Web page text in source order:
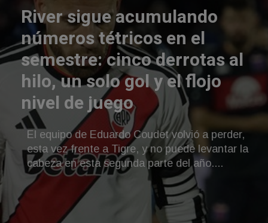
River sigue acumulando
números tétricos en el
semestre: cinco derrotas al
hilo, un solo gol y el flojo
nivel de juego
El equipo de Eduardo Coudet volvió a perder,
esta vez frente a Tigre, y no puede levantar la
cabeza en esta segunda parte del año....